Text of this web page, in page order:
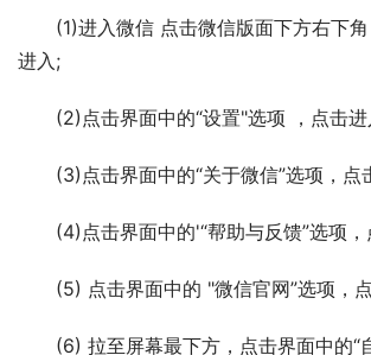
(1)进入微信 点击微信版面下方右下角
进入;
(2)点击界面中的“设置"选项 ，点击进
(3)点击界面中的“关于微信”选项，点
(4)点击界面中的'“帮助与反馈”选项，
(5) 点击界面中的 "微信官网”选项，
(6) 拉至屏幕最下方，点击界面中的“